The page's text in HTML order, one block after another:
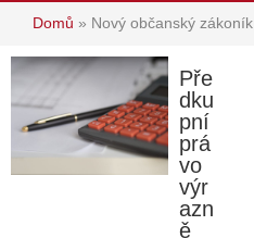
Domů » Nový občanský zákoník
Pře
dku
pní
prá
vo
výr
azn
ě